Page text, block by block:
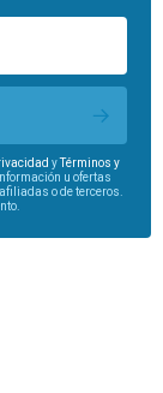
yTérminos y
u ofertas
o de terceros.